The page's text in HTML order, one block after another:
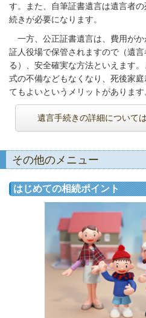
す。また、自筆証書遺言は遺言者
続きが必要になります。
一方、公正証書遺言は、費用が
証人役場で保管されますので（遺
る）、安全確実な方法といえます
式の不備などもなくなり、死後家
てもよいというメリットがあります
遺言手続きの詳細について
その他のメニュー
はじめての相続ポイント